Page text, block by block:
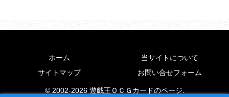
ホーム
当サイトについて
サイトマップ
お問い合せフォーム
© 2002-2026 遊戯王ＯＣＧカードのページ.